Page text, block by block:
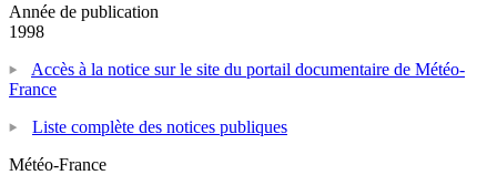
Année de publication
1998
Accès à la notice sur le site du portail documentaire de Météo-
France
Liste complète des notices publiques
Météo-France